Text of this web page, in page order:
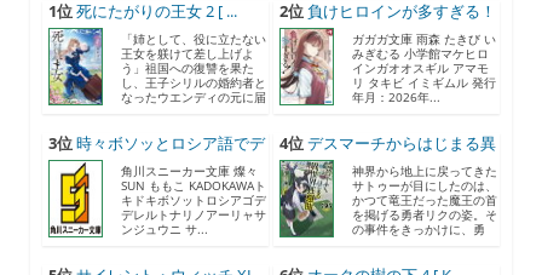
1位死にたがりの王女 2 [ ...
「姉として、役に立たない
王女を躾けて差し上げよ
う」祖国への復讐を果た
し、王子シリルの婚約者と
なったウエンディの元に届
2位負けヒロインが多すぎる！
（...
ガガガ文庫 雨森 たきび い
みぎむる 小学館マケヒロ
インガオオスギル アマモ
リ タキビ イミギムル 発行
年月：2026年...
3位時々ボソッとロシア語でデ
レ...
角川スニーカー文庫 燦々
SUN ももこ KADOKAWAト
キドキボソットロシアゴデ
デレルトナリノアーリャサ
ンジュウニ サ...
4位デスマーチからはじまる異
世...
神界から地上に戻ってきた
サトゥーが目にしたのは、
かつて竜王だった魔王の首
を掲げる勇者リクの姿。そ
の事件をきっかけに、勇